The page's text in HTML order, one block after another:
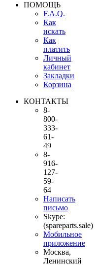
ПОМОЩЬ
F.A.Q.
Как
искать
Как
платить
Личный
кабинет
Закладки
Корзина
КОНТАКТЫ
8-
800-
333-
61-
49
8-
916-
127-
59-
64
Написать
письмо
Skype:
(spareparts.sale)
Мобильное
приложение
Москва,
Ленинский